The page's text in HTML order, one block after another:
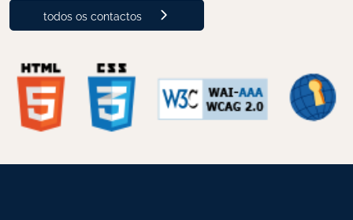
todos os contactos